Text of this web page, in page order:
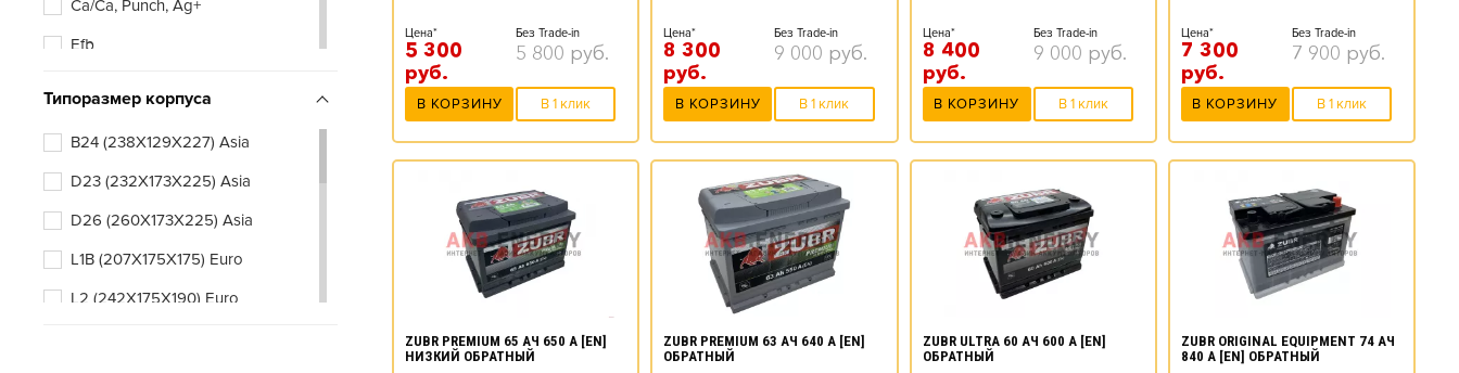
Ca/Ca, Punch, Ag+
Efb
Типоразмер корпуса
B24 (238X129X227) Asia
D23 (232X173X225) Asia
D26 (260X173X225) Asia
L1B (207X175X175) Euro
L2 (242X175X190) Euro
Цена*
5 300
руб.
Без Trade-in
5 800 руб.
В КОРЗИНУ В 1 клик
Цена*
8 300
руб.
Без Trade-in
9 000 руб.
В КОРЗИНУ В 1 клик
Цена*
8 400
руб.
Без Trade-in
9 000 руб.
В КОРЗИНУ В 1 клик
Цена*
7 300
руб.
Без Trade-in
7 900 руб.
В КОРЗИНУ В 1 клик
ZUBR PREMIUM 65 АЧ 650 А [EN]
НИЗКИЙ ОБРАТНЫЙ
ZUBR PREMIUM 63 АЧ 640 А [EN]
ОБРАТНЫЙ
ZUBR ULTRA 60 АЧ 600 А [EN]
ОБРАТНЫЙ
ZUBR ORIGINAL EQUIPMENT 74 АЧ
840 А [EN] ОБРАТНЫЙ